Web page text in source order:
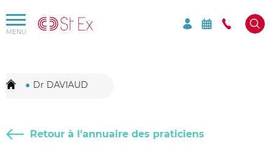
Dr DAVIAUD
Retour à l'annuaire des praticiens